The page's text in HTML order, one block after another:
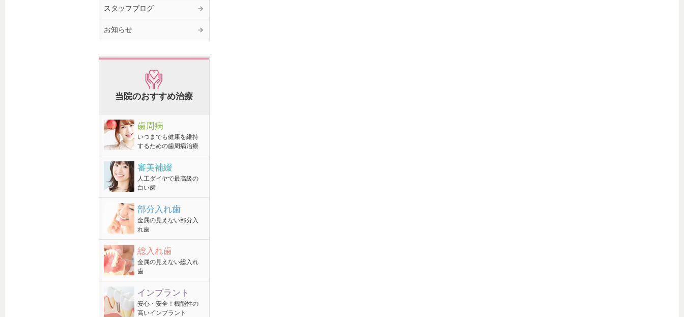
スタッフブログ
お知らせ
当院のおすすめ治療
歯周病
いつまでも健康を維持
するための歯周病治療
審美補綴
人工ダイヤで最高級の
白い歯
部分入れ歯
金属の見えない部分入
れ歯
総入れ歯
金属の見えない総入れ
歯
インプラント
安心・安全！機能性の
高いインプラント